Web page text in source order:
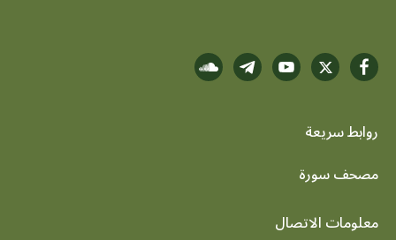
روابط سريعة
footer menu
مصحف سورة
معلومات الاتصال